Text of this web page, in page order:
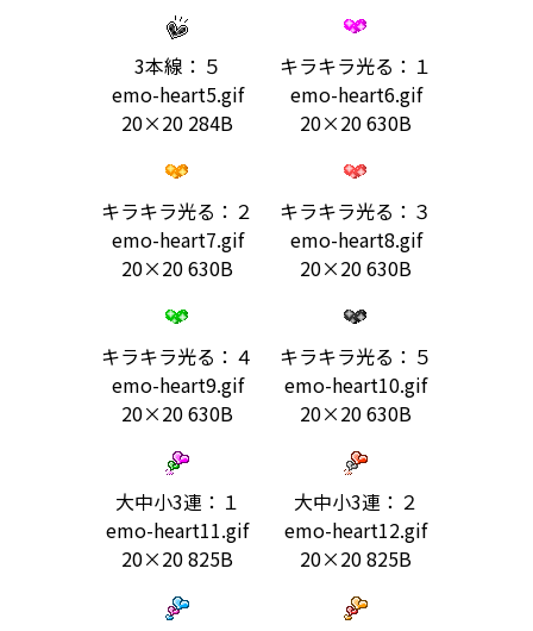
3本線：５
emo-heart5.gif
20×20 284B
キラキラ光る：１
emo-heart6.gif
20×20 630B
キラキラ光る：２
emo-heart7.gif
20×20 630B
キラキラ光る：３
emo-heart8.gif
20×20 630B
キラキラ光る：４
emo-heart9.gif
20×20 630B
キラキラ光る：５
emo-heart10.gif
20×20 630B
大中小3連：１
emo-heart11.gif
20×20 825B
大中小3連：２
emo-heart12.gif
20×20 825B